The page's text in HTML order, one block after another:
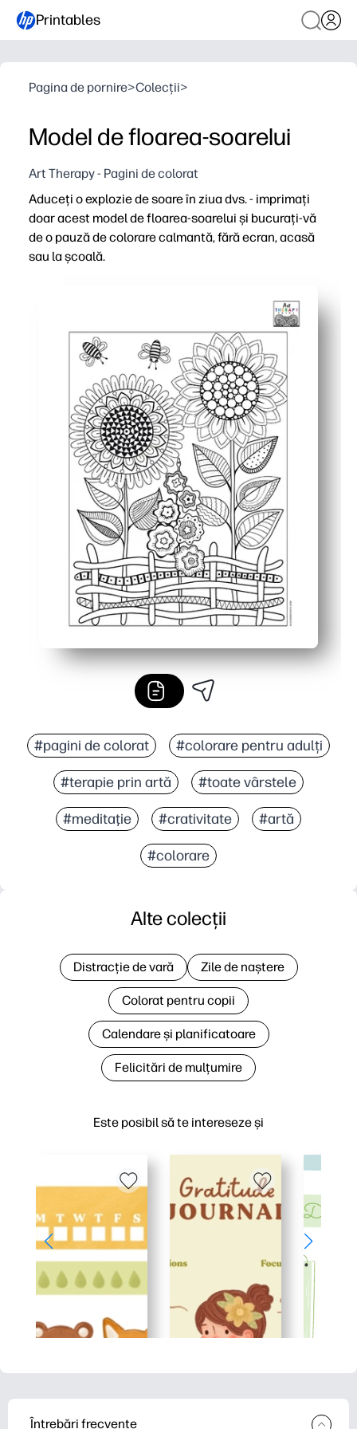
Printables
Pagina de pornire>Colecții>
Model de floarea-soarelui
Art Therapy - Pagini de colorat
Aduceți o explozie de soare în ziua dvs. - imprimați
doar acest model de floarea-soarelui și bucurați-vă
de o pauză de colorare calmantă, fără ecran, acasă
sau la școală.
Calmant natural - colorarea atentă vă ajută să vă
Design captivant - motivele repetate de floarea-
Versatil pentru acasă și în clasă - ideal pentru
#pagini de colorat #colorare pentru adulți
#terapie prin artă #toate vârstele
#meditaţie #crativitate #artă
#colorare
Este posibil să te intereseze și
Alte colecții
Distracție de vară Zile de naștere
Colorat pentru copii
Calendare și planificatoare
Felicitări de mulțumire
Întrebări frecvente